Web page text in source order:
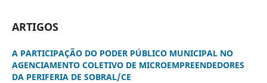
ARTIGOS
A PARTICIPAÇÃO DO PODER PÚBLICO MUNICIPAL NO
AGENCIAMENTO COLETIVO DE MICROEMPREENDEDORES
DA PERIFERIA DE SOBRAL/CE